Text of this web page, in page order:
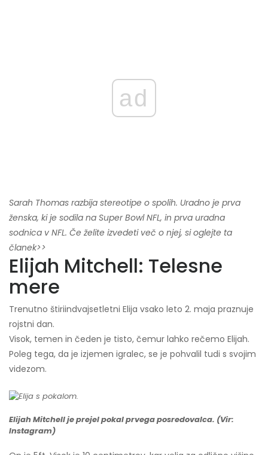
ad
Sarah Thomas razbija stereotipe o spolih. Uradno je prva
ženska, ki je sodila na Super Bowl NFL, in prva uradna
sodnica v NFL. Če želite izvedeti več o njej, si oglejte ta
članek>>
Elijah Mitchell: Telesne
mere
Trenutno štiriindvajsetletni Elija vsako leto 2. maja praznuje
rojstni dan.
Visok, temen in čeden je tisto, čemur lahko rečemo Elijah.
Poleg tega, da je izjemen igralec, se je pohvalil tudi s svojim
videzom.
Elijah Mitchell je prejel pokal prvega posredovalca. (Vir:
Instagram)